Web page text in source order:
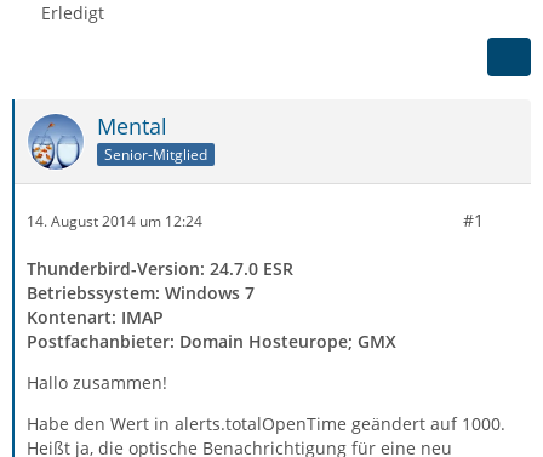
Erledigt
Mental
Senior-Mitglied
14. August 2014 um 12:24 #1
Thunderbird-Version: 24.7.0 ESR
Betriebssystem: Windows 7
Kontenart: IMAP
Postfachanbieter: Domain Hosteurope; GMX
Hallo zusammen!
Habe den Wert in alerts.totalOpenTime geändert auf 1000.
Heißt ja, die optische Benachrichtigung für eine neu